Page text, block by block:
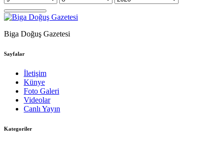
Biga Doğuş Gazetesi
Sayfalar
İletişim
Künye
Foto Galeri
Videolar
Canlı Yayın
Kategoriler